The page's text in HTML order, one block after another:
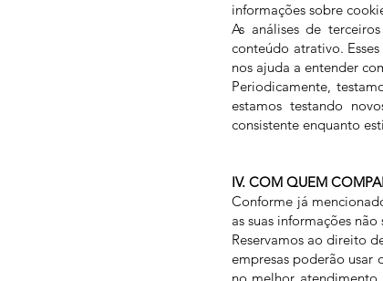
informações sobre
As análises de
conteúdo atrativo.
nos ajuda a entender
Periodicamente,
estamos testando
consistente enquanto
IV. COM QUEM
Conforme já
as suas informações
Reservamos ao direito
empresas poderão usar